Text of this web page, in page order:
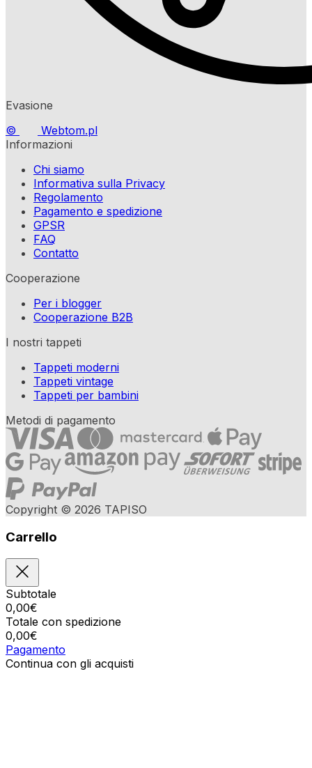
Evasione
©
Webtom.pl
Informazioni
Chi siamo
Informativa sulla Privacy
Regolamento
Pagamento e spedizione
GPSR
FAQ
Contatto
Cooperazione
Per i blogger
Cooperazione B2B
I nostri tappeti
Tappeti moderni
Tappeti vintage
Tappeti per bambini
Metodi di pagamento
Copyright © 2026 TAPISO
Carrello
Subtotale
0,00€
Totale con spedizione
0,00€
Pagamento
Continua con gli acquisti